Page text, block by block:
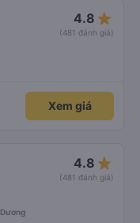
4.8 star_rate
(481 đánh giá)
Xem giá
4.8 star_rate
(481 đánh giá)